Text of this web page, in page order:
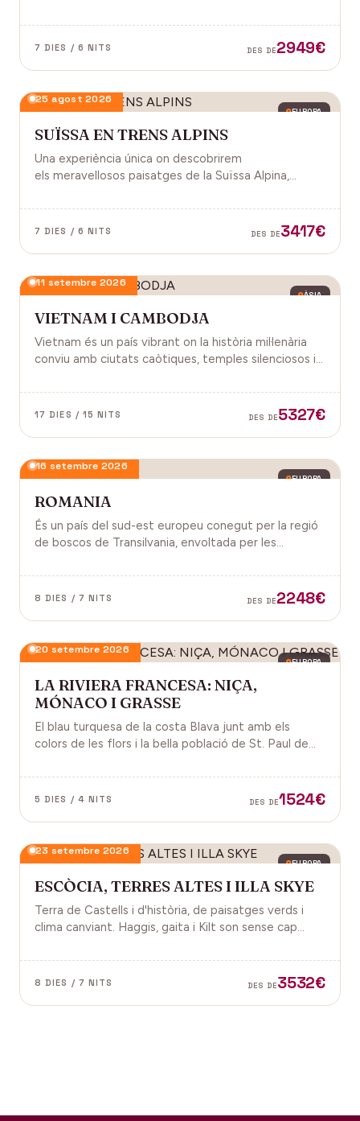
7 DIES / 6 NITS DES DE2949€
EUROPA
25 agost 2026
SUÏSSA EN TRENS ALPINS
Una experiència única on descobrirem
els meravellosos paisatges de la Suïssa Alpina,
gastronomia i molt més!
7 DIES / 6 NITS DES DE3417€
ÀSIA
11 setembre 2026
VIETNAM I CAMBODJA
Vietnam és un país vibrant on la història mil·lenària
conviu amb ciutats caòtiques, temples silenciosos i
badies. Cambodja és un murmuri de selva i pedra
antiga, on els temples d'Angkor emergeixen entre
17 DIES / 15 NITS DES DE5327€
EUROPA
16 setembre 2026
ROMANIA
És un país del sud-est europeu conegut per la regió
de boscos de Transilvania, envoltada per les
segle XIV i el Castell de Peles.
8 DIES / 7 NITS DES DE2248€
EUROPA
20 setembre 2026
LA RIVIERA FRANCESA: NIÇA,
MÓNACO I GRASSE
El blau turquesa de la costa Blava junt amb els
colors de les flors i la bella població de St. Paul de
digne de visitar. Perfums a Grasse.
5 DIES / 4 NITS DES DE1524€
EUROPA
23 setembre 2026
ESCÒCIA, TERRES ALTES I ILLA SKYE
Terra de Castells i d'història, de paisatges verds i
clima canviant. Haggis, gaita i Kilt son sense cap
8 DIES / 7 NITS DES DE3532€